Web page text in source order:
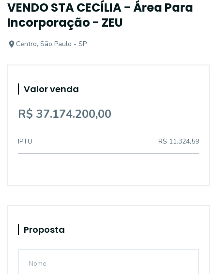
VENDO STA CECÍLIA - Área Para
Incorporação - ZEU
Centro, São Paulo - SP
Valor venda
R$ 37.174.200,00
IPTU R$ 11.324,59
Proposta